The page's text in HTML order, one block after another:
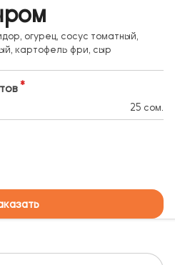
огурец, сосус томатный,
картофель фри, сыр
25 сом.